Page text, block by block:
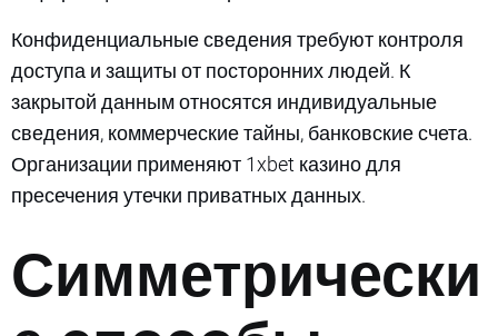
Конфиденциальные сведения требуют контроля
доступа и защиты от посторонних людей. К
закрытой данным относятся индивидуальные
сведения, коммерческие тайны, банковские счета.
Организации применяют 1xbet казино для
пресечения утечки приватных данных.
Симметрически